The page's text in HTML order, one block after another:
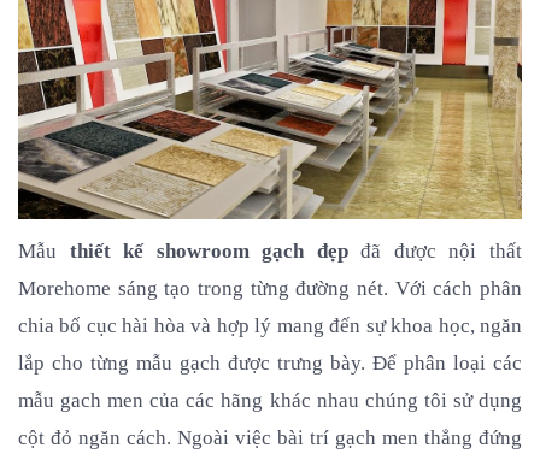
Mẫu thiết kế showroom gạch đẹp đã được nội thất
Morehome sáng tạo trong từng đường nét. Với cách phân
chia bố cục hài hòa và hợp lý mang đến sự khoa học, ngăn
lắp cho từng mẫu gạch được trưng bày. Để phân loại các
mẫu gach men của các hãng khác nhau chúng tôi sử dụng
cột đỏ ngăn cách. Ngoài việc bài trí gạch men thẳng đứng